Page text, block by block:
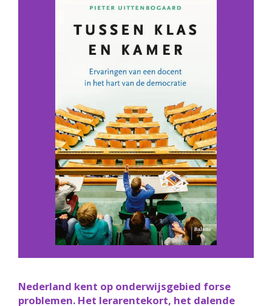
Nederland kent op onderwijsgebied forse
problemen. Het lerarentekort, het dalende